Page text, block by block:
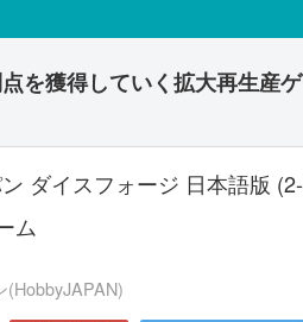
を獲得していく拡大再生産
ダイスフォージ 日本語版
ム
(HobbyJAPAN)